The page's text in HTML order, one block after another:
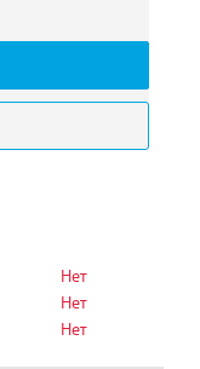
Нет
Нет
Нет